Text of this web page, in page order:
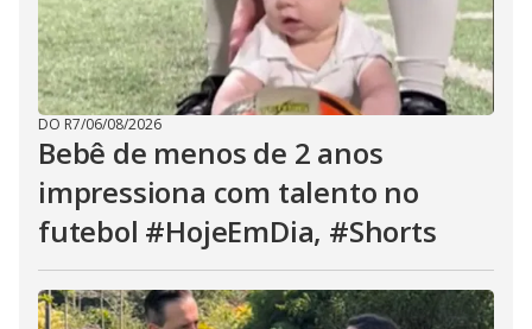
DO R7/06/08/2026
Bebê de menos de 2 anos
impressiona com talento no
futebol #HojeEmDia, #Shorts